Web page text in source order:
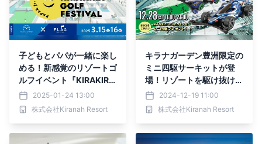
子どもとパパが一緒に楽し
める！新感覚のリゾートゴ
ルフイベント『KIRAKIRA
GOLF FESTIVAL』を初開
催：3月15日（土）・16日
（日）【キラナガーデン豊
2025-01-24 13:00
株式会社Kiranah Resort
キラナガーデン豊洲限定の
ミニ四駆サーキットが登
場！リゾートを駆け抜ける
『親子ミニ四駆イベント』
を初開催：2024年12月2
8日（土）【キラナガーデ
2024-12-19 11:00
株式会社Kiranah Resort